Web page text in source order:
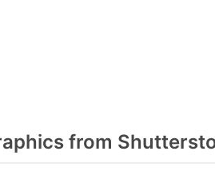
from